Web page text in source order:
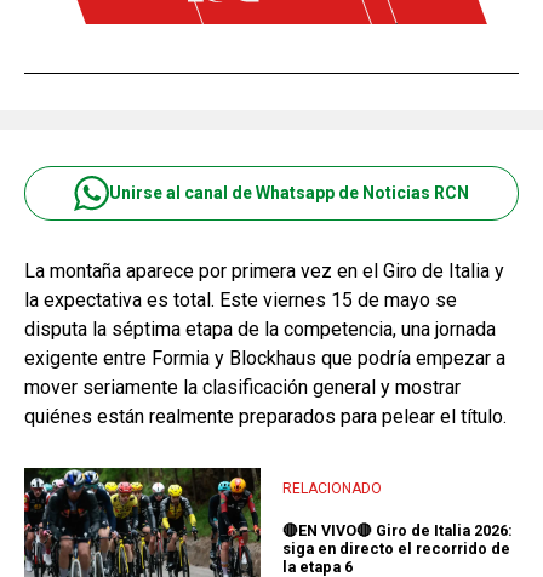
Unirse al canal de Whatsapp de Noticias RCN
La montaña aparece por primera vez en el Giro de Italia y
la expectativa es total. Este viernes 15 de mayo se
disputa la séptima etapa de la competencia, una jornada
exigente entre Formia y Blockhaus que podría empezar a
mover seriamente la clasificación general y mostrar
quiénes están realmente preparados para pelear el título.
RELACIONADO
🔴EN VIVO🔴 Giro de Italia 2026:
siga en directo el recorrido de
la etapa 6